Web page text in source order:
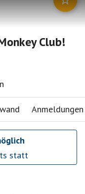
Club!
Anmeldungen
statt